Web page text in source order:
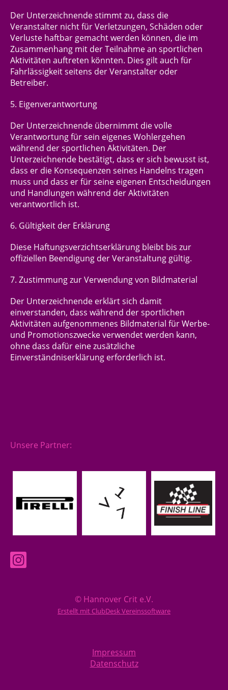
Der Unterzeichnende stimmt zu, dass die
Veranstalter nichtfür Verletzungen, Schäden oder
Verluste haftbar gemacht werden können, die im
Zusammenhang mit der Teilnahme an sportlichen
Aktivitäten auftreten könnten. Dies gilt auch für
Fahrlässigkeit seitens der Veranstalter oder
Betreiber.
5. Eigenverantwortung
Der Unterzeichnende übernimmt die volle
Verantwortung für sein eigenes Wohlergehen
während der sportlichen Aktivitäten. Der
Unterzeichnende bestätigt, dass er sich bewusst ist,
dass er die Konsequenzen seines Handelns tragen
muss und dass er für seine eigenen Entscheidungen
und Handlungen während der Aktivitäten
verantwortlich ist.
6. Gültigkeit der Erklärung
Diese Haftungsverzichtserklärung bleibt bis zur
offiziellen Beendigung derVeranstaltung gültig.
7. Zustimmung zur Verwendung von Bildmaterial
Der Unterzeichnende erklärt sich damit
einverstanden, dass während der sportlichen
Aktivitäten aufgenommenes Bildmaterial für Werbe-
und Promotionszwecke verwendet werden kann,
ohne dass dafür eine zusätzliche
Einverständniserklärung erforderlich ist.
Unsere Partner:
© Hannover Crit e.V.
Erstellt mit ClubDesk Vereinssoftware
Impressum
Datenschutz